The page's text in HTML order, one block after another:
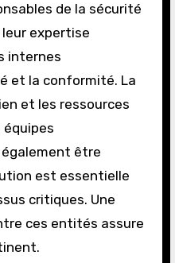
de la sécurité
expertise
internes
et la conformité. La
et les ressources
équipes
être
est essentielle
critiques. Une
ces entités assure